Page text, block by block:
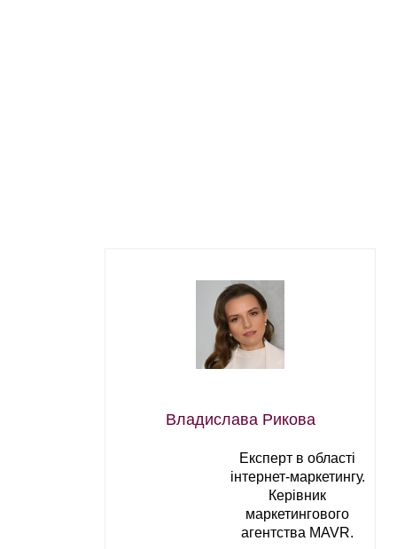
Владислава Рикова
Експерт в області
інтернет-маркетингу.
Керівник
маркетингового
агентства MAVR.